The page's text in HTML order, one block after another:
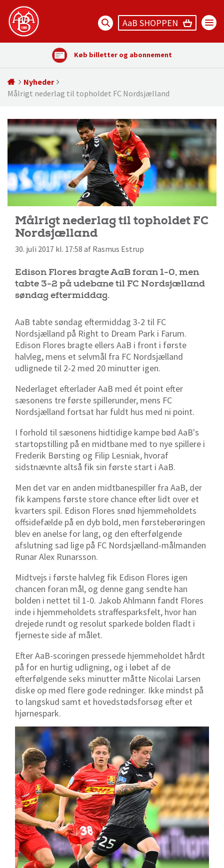
AaB SHOPPEN
Køb billetter og abonnement
Nyheder
Målrigt nederlag til topholdet FC Nordsjælland
Målrigt nederlag til topholdet FC
Nordsjælland
30. juli 2017 kl. 17:58 af Rasmus Estrup
Edison Flores bragte AaB foran 1-0, men
tabte 3-2 på udebane til FC Nordsjælland
søndag eftermiddag.
AaB tabte søndag eftermiddag 3-2 til FC
Nordsjælland på Right to Dream Park i Farum.
Edison Flores bragte ellers AaB i front i første
halvleg, mens et selvmål fra FC Nordsjælland
udlignede til 2-2 med 20 minutter igen.
Nederlaget efterlader AaB med ét point efter
sæsonens tre første spillerunder, mens FC
Nordsjælland fortsat har fuldt hus med ni point.
I forhold til sæsonens hidtidige kampe bød AaB's
startopstilling på en midtbane med to nye spillere i
Frederik Børsting og Filip Lesniak, hvoraf
sidstnævnte altså fik sin første start i AaB.
Men det var en anden midtbanespiller fra AaB, der
fik kampens første store chance efter lidt over et
kvarters spil. Edison Flores snød hjemmeholdets
offsidefælde på en dyb bold, men førsteberøringen
blev en anelse for lang, og den efterfølgende
afslutning sad lige på FC Nordsjælland-målmanden
Runar Alex Runarsson.
Midtvejs i første halvleg fik Edison Flores igen
chancen foran mål, og denne gang sendte han
bolden i nettet til 1-0. Jakob Ahlmann fandt Flores
inde i hjemmeholdets straffesparksfelt, hvor han
drejede rundt og resolut sparkede bolden fladt i
fjerneste side af målet.
Efter AaB-scoringen pressede hjemmeholdet hårdt
på for en hurtig udligning, og i løbet af de
efterfølgende seks minutter måtte Nicolai Larsen
diske op med flere gode redninger. Ikke mindst på
to langskud samt et hovedstødsforsøg efter et
hjørnespark.